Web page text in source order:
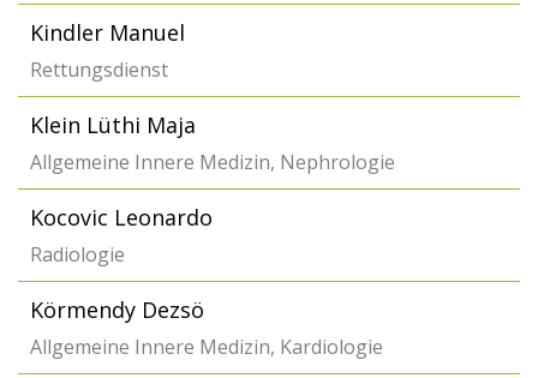
Kindler Manuel
Rettungsdienst
Klein Lüthi Maja
Allgemeine Innere Medizin, Nephrologie
Kocovic Leonardo
Radiologie
Körmendy Dezsö
Allgemeine Innere Medizin, Kardiologie